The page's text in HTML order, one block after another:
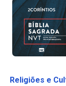
Religiões e